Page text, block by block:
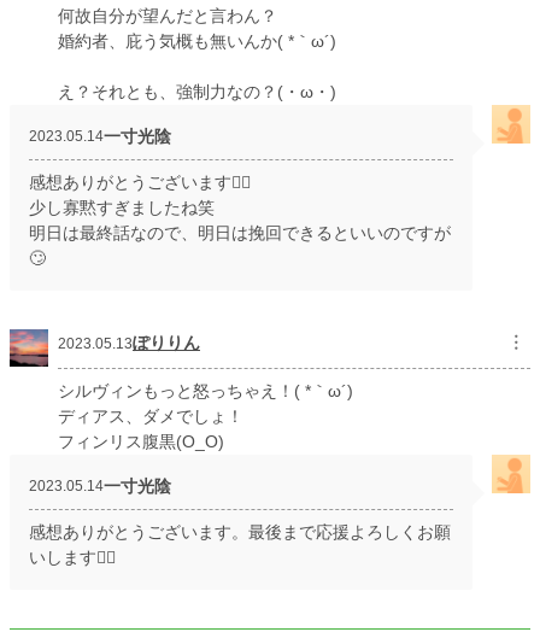
何故自分が望んだと言わん？
婚約者、庇う気概も無いんか( *｀ω´)
え？それとも、強制力なの？(・ω・)
2023.05.14一寸光陰
感想ありがとうございます🙇‍♀️
少し寡黙すぎましたね笑
明日は最終話なので、明日は挽回できるといいのですが
🙄
2023.05.13ぽりりん ︙
シルヴィンもっと怒っちゃえ！( *｀ω´)
ディアス、ダメでしょ！
フィンリス腹黒(O_O)
2023.05.14一寸光陰
感想ありがとうございます。最後まで応援よろしくお願
いします🙇‍♀️